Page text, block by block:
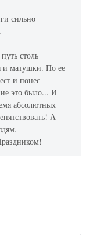
сильно
столь
и матушки. По ее
и понес
это было... И
абсолютных
А